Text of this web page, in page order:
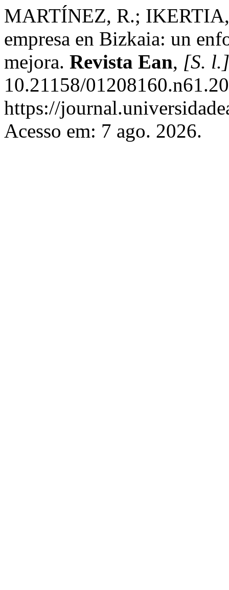
MARTÍNEZ, R.;
empresa en Bizkaia: un
mejora. Revista Ean, [S. l.]
10.21158/
https://
Acesso em: 7 ago. 2026.